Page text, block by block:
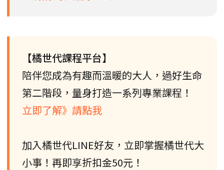
【橘世代課程平台】
陪伴您成為有趣而溫暖的大人，過好生命
第二階段，量身打造一系列專業課程！
立即了解》請點我
加入橘世代LINE好友，立即掌握橘世代大
小事！再即享折扣金50元！